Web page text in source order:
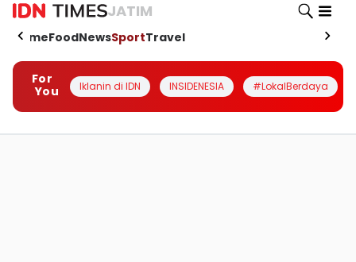
JATIM
HomeFoodNewsSportTravel
For
You
Iklanin di IDN INSIDENESIA #LokalBerdaya